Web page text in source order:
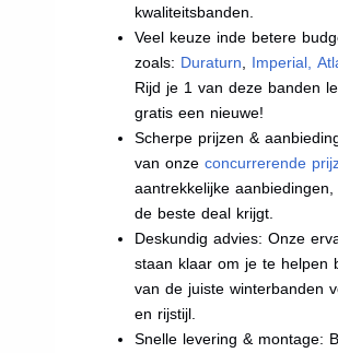
kwaliteitsbanden.
Veel keuze inde betere
zoals: Duraturn Imperial
Rijd je 1 van deze banden
gratis een nieuwe!
Scherpe prijzen &
van onzeconcurrerende
aantrekkelijke
de beste deal krijgt.
Deskundig advies: Onze
staan klaar om je te helpen
van de juiste winterbanden
en rijstijl.
Snelle levering & montage: